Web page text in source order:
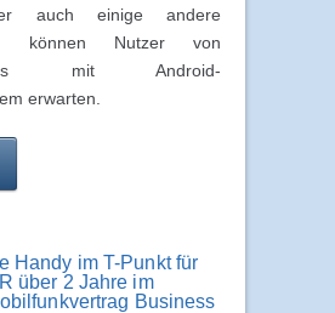
auch einige andere
können Nutzer von
mit Android-
erwarten.
Handy im T-Punkt für
über 2 Jahre im
Business